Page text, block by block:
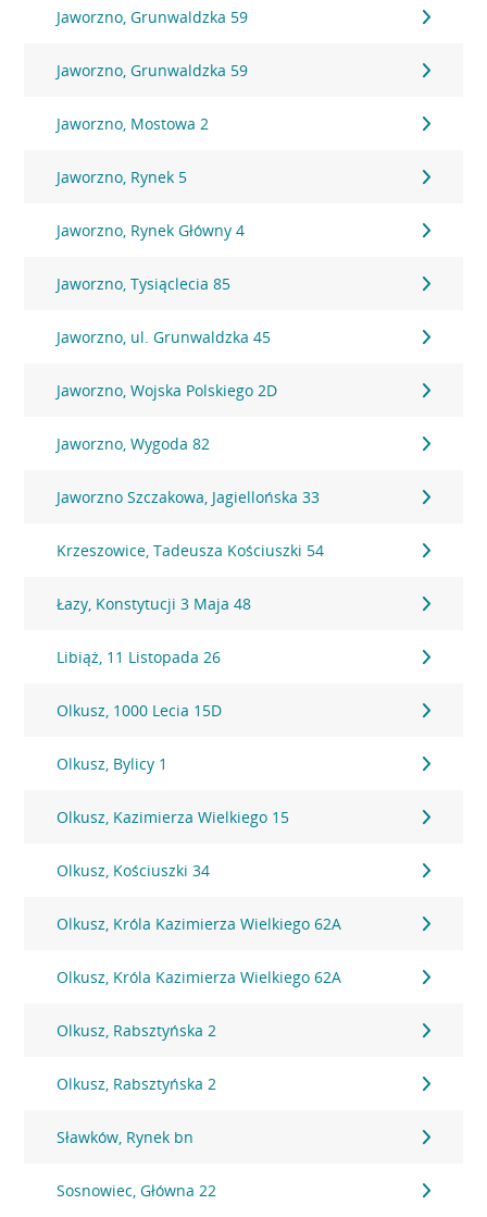
Jaworzno, Grunwaldzka 59
Jaworzno, Grunwaldzka 59
Jaworzno, Mostowa 2
Jaworzno, Rynek 5
Jaworzno, Rynek Główny 4
Jaworzno, Tysiąclecia 85
Jaworzno, ul. Grunwaldzka 45
Jaworzno, Wojska Polskiego 2D
Jaworzno, Wygoda 82
Jaworzno Szczakowa, Jagiellońska 33
Krzeszowice, Tadeusza Kościuszki 54
Łazy, Konstytucji 3 Maja 48
Libiąż, 11 Listopada 26
Olkusz, 1000 Lecia 15D
Olkusz, Bylicy 1
Olkusz, Kazimierza Wielkiego 15
Olkusz, Kościuszki 34
Olkusz, Króla Kazimierza Wielkiego 62A
Olkusz, Króla Kazimierza Wielkiego 62A
Olkusz, Rabsztyńska 2
Olkusz, Rabsztyńska 2
Sławków, Rynek bn
Sosnowiec, Główna 22